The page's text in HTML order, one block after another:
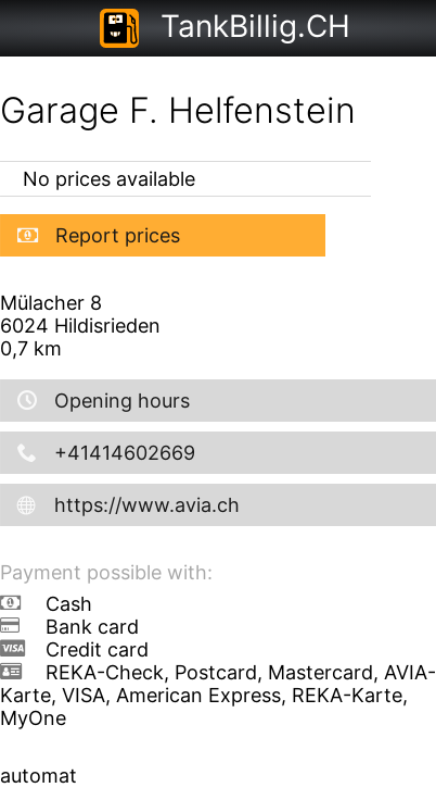
TankBillig.CH
Garage F. Helfenstein
No prices available
Report prices
Mülacher 8
6024 Hildisrieden
0,7km
Opening hours
+41414602669
https://www.avia.ch
Payment possible with:
Cash
Bank card
Credit card
REKA-Check, Postcard, Mastercard, AVIA-
Karte, VISA, American Express, REKA-Karte,
MyOne
automat